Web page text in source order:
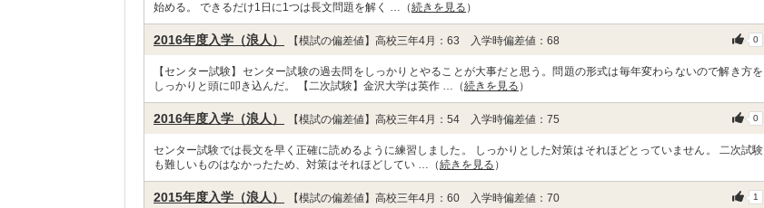
始める。 できるだけ1日に1つは長文問題を解く …（続きを見る ）
2016年度入学（浪人） 【模試の偏差値】高校三年4月：63 入学時偏差値：68 0
【センター試験】センター試験の過去問をしっかりとやることが大事だと思う。問題の形式は毎年変わらないので解き方を
しっかりと頭に叩き込んだ。 【二次試験】金沢大学は英作 …（続きを見る ）
2016年度入学（浪人） 【模試の偏差値】高校三年4月：54 入学時偏差値：75 0
センター試験では長文を早く正確に読めるように練習しました。 しっかりとした対策はそれほどとっていません。 二次試験
も難しいものはなかったため、対策はそれほどしてい …（続きを見る ）
2015年度入学（浪人） 【模試の偏差値】高校三年4月：60 入学時偏差値：70 1